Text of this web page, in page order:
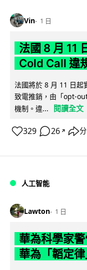
Vin 1 日
法國 8 月 11
Cold Call 違
法國將於 8 月 11 日起
致電推銷，由「opt-
機制。違...
閱讀全文
329 26 ↗
人工智能
Lawton 1 日
華為科學家
華為「韜定